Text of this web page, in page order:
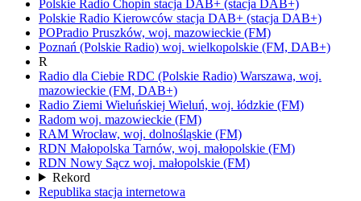
Polskie Radio Chopin stacja DAB+ (stacja DAB+)
Polskie Radio Kierowców stacja DAB+ (stacja DAB+)
POPradio Pruszków, woj. mazowieckie (FM)
Poznań (Polskie Radio) woj. wielkopolskie (FM, DAB+)
R
Radio dla Ciebie RDC (Polskie Radio) Warszawa, woj.
mazowieckie (FM, DAB+)
Radio Ziemi Wieluńskiej Wieluń, woj. łódzkie (FM)
Radom woj. mazowieckie (FM)
RAM Wrocław, woj. dolnośląskie (FM)
RDN Małopolska Tarnów, woj. małopolskie (FM)
RDN Nowy Sącz woj. małopolskie (FM)
Rekord
Republika stacja internetowa